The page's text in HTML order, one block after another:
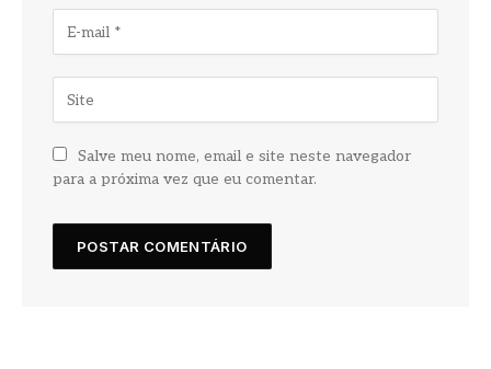
Salve meu nome, email e site neste navegador
para a próxima vez que eu comentar.